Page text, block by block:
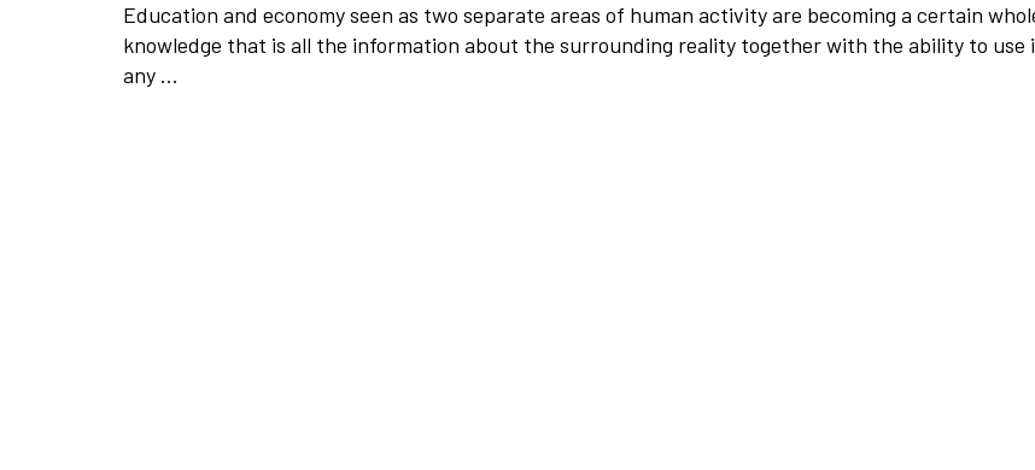
Education and economy seen as two separate areas of human activity are becoming a certain
knowledge that is all the information about the surrounding reality together with the ability to use
any ...